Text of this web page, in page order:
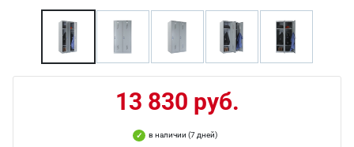
13 830 руб.
в наличии (7 дней)